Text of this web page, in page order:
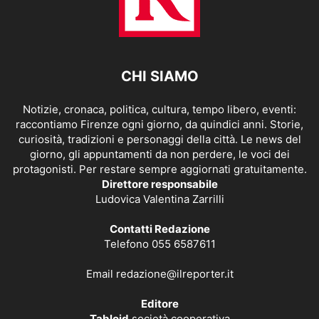
CHI SIAMO
Notizie, cronaca, politica, cultura, tempo libero, eventi:
raccontiamo Firenze ogni giorno, da quindici anni. Storie,
curiosità, tradizioni e personaggi della città. Le news del
giorno, gli appuntamenti da non perdere, le voci dei
protagonisti. Per restare sempre aggiornati gratuitamente.
Direttore responsabile
Ludovica Valentina Zarrilli
Contatti Redazione
Telefono 055 6587611
Email redazione@ilreporter.it
Editore